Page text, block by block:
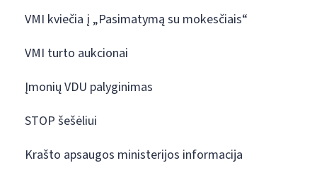
VMI kviečia į „Pasimatymą su mokesčiais“
VMI turto aukcionai
Įmonių VDU palyginimas
STOP šešėliui
Krašto apsaugos ministerijos informacija